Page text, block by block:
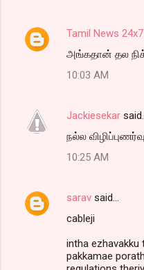
Tamil News 24x7
அங்கதான் தல
10:03 AM
Jackiesekar said…
நல்ல
10:25 AM
sarav said…
cableji
intha
pakkamae